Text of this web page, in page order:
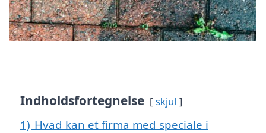
Indholdsfortegnelse skjul
1) Hvad kan et firma med speciale i